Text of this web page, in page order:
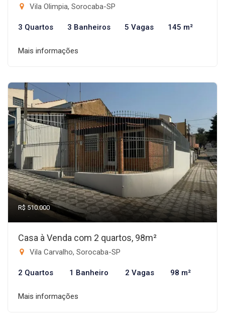
Vila Olimpia, Sorocaba-SP
3 Quartos 3 Banheiros 5 Vagas 145 m²
Mais informações
R$ 510.000
Casa à Venda com 2 quartos, 98m²
Vila Carvalho, Sorocaba-SP
2 Quartos 1 Banheiro 2 Vagas 98 m²
Mais informações